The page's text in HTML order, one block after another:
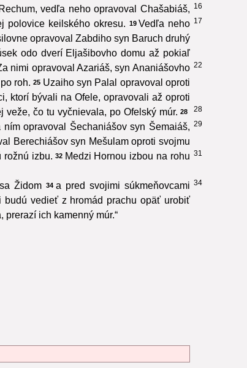
16
17
vedľa neho opravoval Chašabiáš,
polovice keilského okresu. 19 Vedľa neho
opravoval Zabdiho syn Baruch druhý
odo dverí Eljašibovho domu až pokiaľ
22
nimi opravoval Azariáš, syn Ananiášovho
roh. 25 Uzaiho syn Palal opravoval oproti
ktorí bývali na Ofele, opravovali až oproti
čo tu vyčnievala, po Ofelský múr. 28 28
29
opravoval Šechaniášov syn Šemaiáš,
Berechiášov syn Mešulam oproti svojmu
31
rožnú izbu. 32 Medzi Hornou izbou na rohu
Židom 34 34
a pred svojimi súkmeňovcami
budú vedieť z hromád prachu opäť urobiť
ich kamenný múr.“